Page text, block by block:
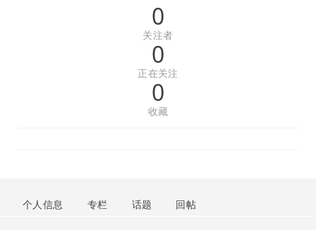
0
关注者
0
正在关注
0
收藏
个人信息 专栏 话题 回帖